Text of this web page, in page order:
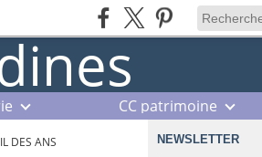
CC patrimoine
DES ANS NEWSLETTER